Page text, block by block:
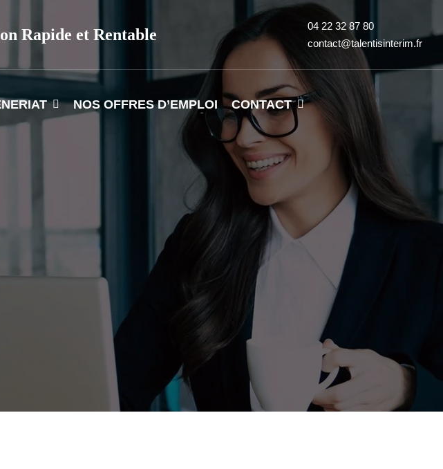
Rapide et Rentable
04 22 32 87 80
contact@talentisinterim.fr
NOS OFFRES D’EMPLOI CONTACT